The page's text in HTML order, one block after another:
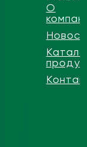
О
Новости
Каталог